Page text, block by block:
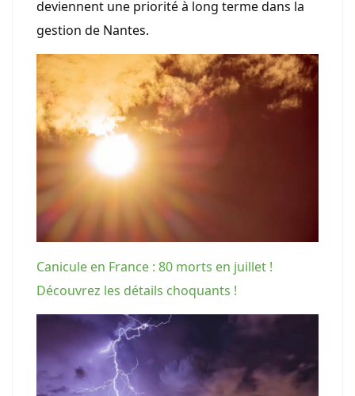
deviennent une priorité à long terme dans la
gestion de Nantes.
Canicule en France : 80 morts en juillet !
Découvrez les détails choquants !